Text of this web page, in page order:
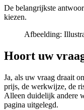
De belangrijkste
kiezen.
Afbeelding:
Hoort uw
Ja, als uw vraag draait
prijs, de werkwijze, de
Alleen duidelijk andere
pagina uitgelegd.